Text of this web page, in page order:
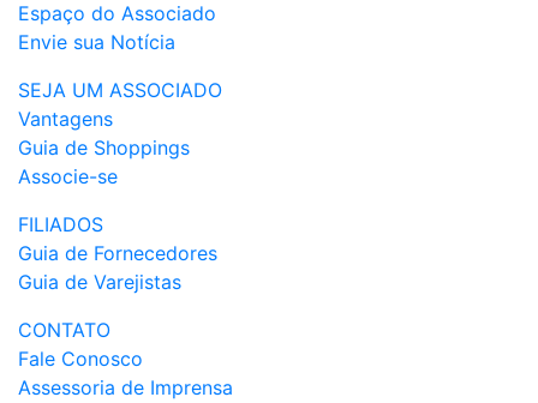
Espaço do Associado
Envie sua Notícia
SEJA UM ASSOCIADO
Vantagens
Guia de Shoppings
Associe-se
FILIADOS
Guia de Fornecedores
Guia de Varejistas
CONTATO
Fale Conosco
Assessoria de Imprensa